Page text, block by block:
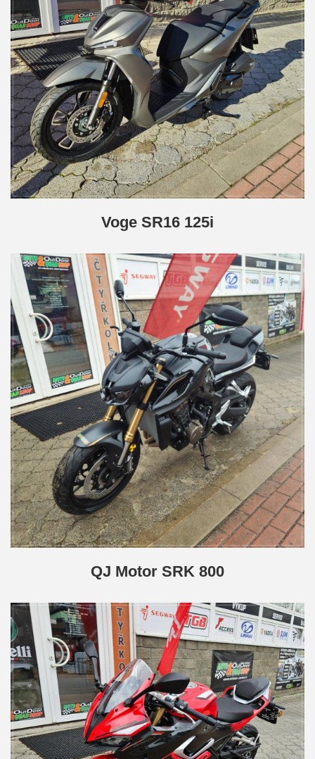
Voge SR16 125i
QJ Motor SRK 800